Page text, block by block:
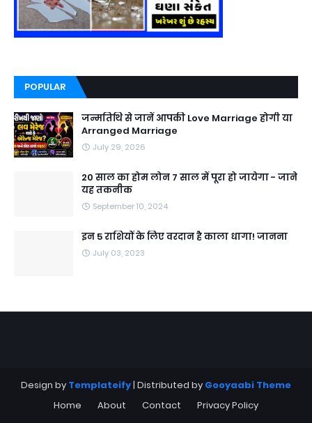
POPULAR
जन्मतिथि से जानें आपकी Love Marriage होगी या
Arranged Marriage
July 29, 2026
20 साल का होम लोन 7 साल में पूरा हो जायेगा - जाने
यह तकनीक
September 10, 2024
इन 5 राशियों के लिए वरदान है काला धागा! जानना
July 03, 2023
Design by Templateify | Distributed by Gooyaabi Theme
Home
About Contact Privacy Policy